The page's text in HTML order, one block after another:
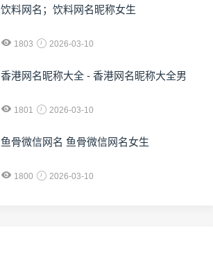
饮料网名；饮料网名昵称女生
1803 2026-03-10
香港网名昵称大全 - 香港网名昵称大全男
1801 2026-03-10
鱼骨微信网名 鱼骨微信网名女生
1800 2026-03-10